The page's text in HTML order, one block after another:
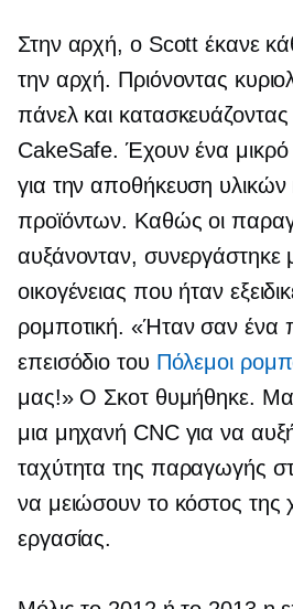
Στην αρχή, ο Scott έκανε
την αρχή. Πριόνοντας
πάνελ και
CakeSafe. Έχουν ένα
για την αποθήκευση υλικών
προϊόντων. Καθώς οι
αυξάνονταν, συνεργάστηκε
οικογένειας που ήταν
ρομποτική. «Ήταν σαν ένα
επεισόδιο του Πόλεμοι
μας!» Ο Σκοτ ​​θυμήθηκε.
μια μηχανή CNC για να
ταχύτητα της παραγωγής
να μειώσουν το κόστος της
εργασίας.